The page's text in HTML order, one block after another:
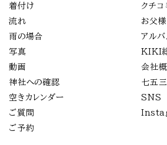
着付け
流れ
雨の場合
写真
動画
神社への確認
空きカレンダー
ご質問
ご予約
クチコ
お父
アルバ
KIKI
会社
七五三
SNS